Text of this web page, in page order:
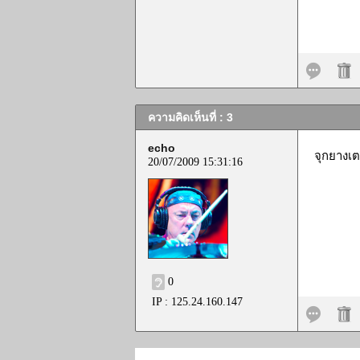
ความคิดเห็นที่ : 3
echo
20/07/2009 15:31:16
0
IP : 125.24.160.147
จุกยางเ